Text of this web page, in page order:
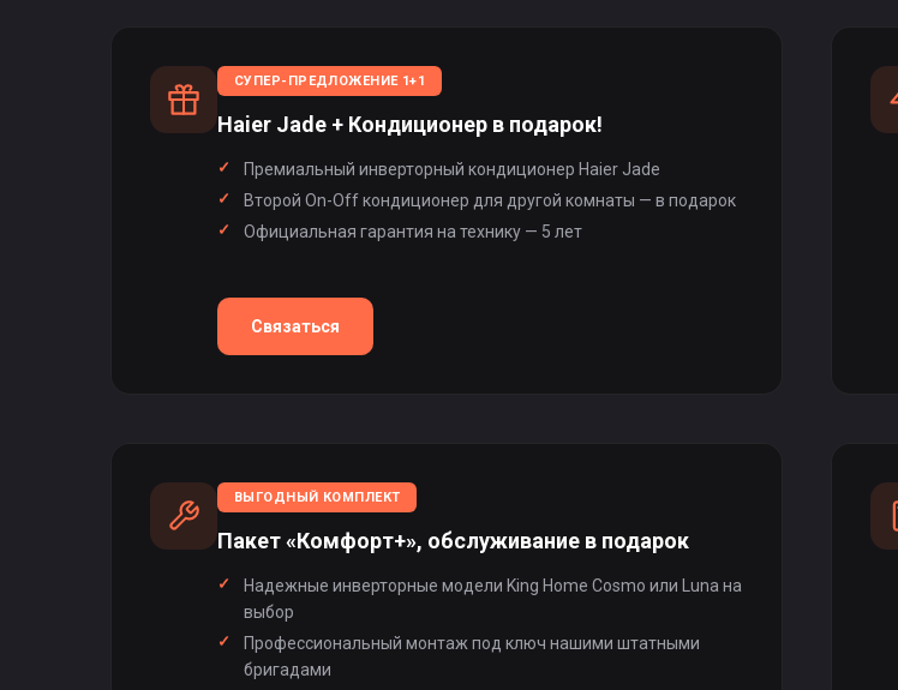
СУПЕР-ПРЕДЛОЖЕНИЕ 1+1
Haier Jade + Кондиционер в подарок!
Премиальный инверторный кондиционер Haier Jade
Второй On-Off кондиционер для другой комнаты — в подарок
Официальная гарантия на технику — 5 лет
Связаться
ВЫГОДНЫЙ КОМПЛЕКТ
Пакет «Комфорт+», обслуживание в подарок
Надежные инверторные модели King Home Cosmo или Luna на
выбор
Профессиональный монтаж под ключ нашими штатными
бригадами